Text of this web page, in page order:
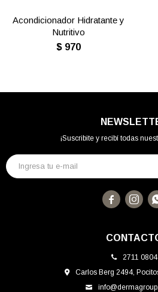
Acondicionador Hidratante y
Nutritivo
$ 970
2711 0804
Carlos Berg 2494,
¡Suscribite y recibí todas
 